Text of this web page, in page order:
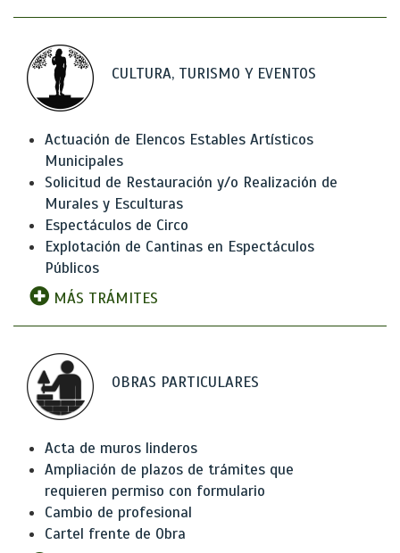
CULTURA, TURISMO Y EVENTOS
Actuación de Elencos Estables Artísticos
Municipales
Solicitud de Restauración y/o Realización de
Murales y Esculturas
Espectáculos de Circo
Explotación de Cantinas en Espectáculos
Públicos
MÁS TRÁMITES
OBRAS PARTICULARES
Acta de muros linderos
Ampliación de plazos de trámites que
requieren permiso con formulario
Cambio de profesional
Cartel frente de Obra